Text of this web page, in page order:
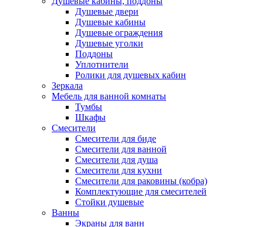
Душевые двери
Душевые кабины
Душевые ограждения
Душевые уголки
Поддоны
Уплотнители
Ролики для душевых кабин
Зеркала
Мебель для ванной комнаты
Тумбы
Шкафы
Смесители
Смесители для биде
Смесители для ванной
Смесители для душа
Смесители для кухни
Смесители для раковины (кобра)
Комплектующие для смесителей
Стойки душевые
Ванны
Экраны для ванн